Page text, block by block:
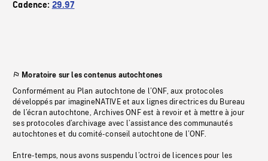
Cadence: 29.97
Moratoire sur les contenus autochtones
Conformément au Plan autochtone de l’ONF, aux protocoles
développés par imagineNATIVE et aux lignes directrices du Bureau
de l’écran autochtone, Archives ONF est à revoir et à mettre à jour
ses protocoles d’archivage avec l’assistance des communautés
autochtones et du comité-conseil autochtone de l’ONF.
Entre-temps, nous avons suspendu l’octroi de licences pour les